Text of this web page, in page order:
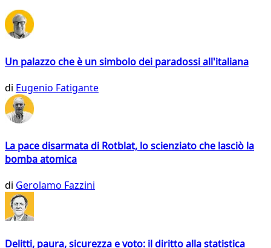
Un palazzo che è un simbolo dei paradossi all'italiana
di Eugenio Fatigante
La pace disarmata di Rotblat, lo scienziato che lasciò la
bomba atomica
di Gerolamo Fazzini
Delitti, paura, sicurezza e voto: il diritto alla statistica